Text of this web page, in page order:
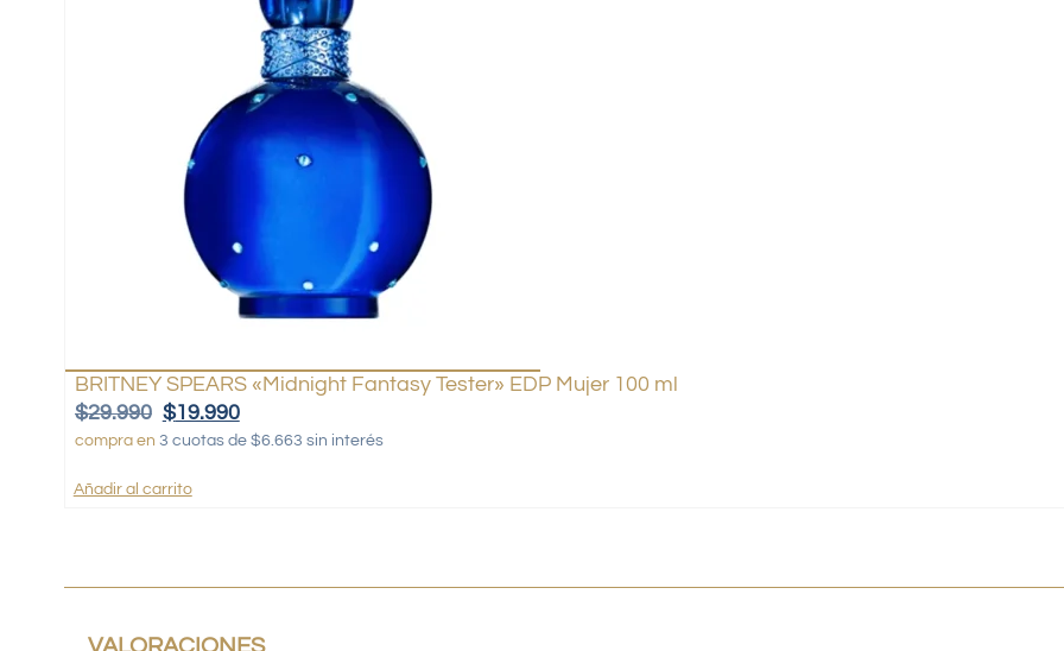
BRITNEY SPEARS «Midnight Fantasy Tester» EDP Mujer 100 ml
$29.990 $19.990
compra en 3 cuotas de $6.663 sin interés
Añadir al carrito